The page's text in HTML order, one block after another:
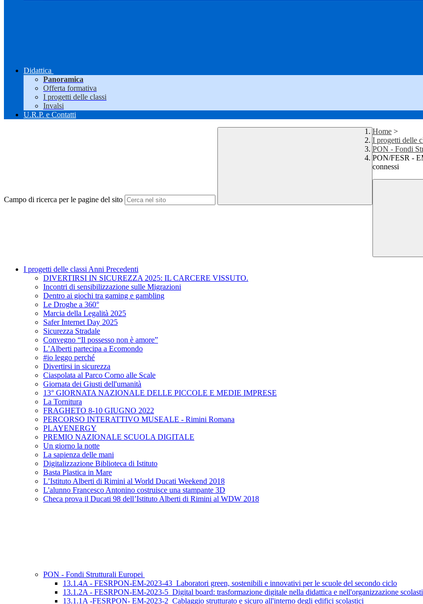
Didattica
Panoramica
Offerta formativa
I progetti delle classi
Invalsi
U.R.P. e Contatti
Campo di ricerca per le pagine del sito
Home >
I progetti delle
PON - Fondi
PON/FESR -
connessi
I progetti delle classi Anni Precedenti
DIVERTIRSI IN SICUREZZA 2025: IL CARCERE VISSUTO.
Incontri di sensibilizzazione sulle Migrazioni
Dentro ai giochi tra gaming e gambling
Le Droghe a 360°
Marcia della Legalità 2025
Safer Internet Day 2025
Sicurezza Stradale
Convegno “Il possesso non è amore”
L’Alberti partecipa a Ecomondo
#io leggo perché
Divertirsi in sicurezza
Ciaspolata al Parco Corno alle Scale
Giornata dei Giusti dell'umanità
13° GIORNATA NAZIONALE DELLE PICCOLE E MEDIE IMPRESE
La Tornitura
FRAGHETO 8-10 GIUGNO 2022
PERCORSO INTERATTIVO MUSEALE - Rimini Romana
PLAYENERGY
PREMIO NAZIONALE SCUOLA DIGITALE
Un giorno la notte
La sapienza delle mani
Digitalizzazione Biblioteca di Istituto
Basta Plastica in Mare
L’Istituto Alberti di Rimini al World Ducati Weekend 2018
L'alunno Francesco Antonino costruisce una stampante 3D
Checa prova il Ducati 98 dell’Istituto Alberti di Rimini al WDW 2018
PON - Fondi Strutturali Europei
13.1.4A - FESRPON-EM-2023-43_Laboratori green, sostenibili e innovativi per le scuole del secondo ciclo
13.1.2A - FESRPON-EM-2023-5_Digital board: trasformazione digitale nella didattica e nell'organizzazione
13.1.1A -FESRPON- EM-2023-2_Cablaggio strutturato e sicuro all'interno degli edifici scolastici